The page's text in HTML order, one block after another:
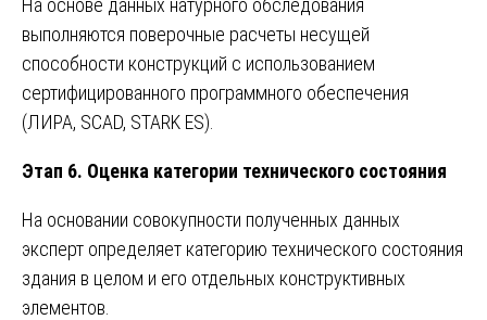
На основе данных натурного обследования
выполняются поверочные расчеты несущей
способности конструкций с использованием
сертифицированного программного обеспечения
(ЛИРА, SCAD, STARK ES).
Этап 6. Оценка категории технического состояния
На основании совокупности полученных данных
эксперт определяет категорию технического состояния
здания в целом и его отдельных конструктивных
элементов.